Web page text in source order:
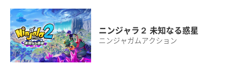
ニンジャラ２ 未知なる惑星
ニンジャガムアクション